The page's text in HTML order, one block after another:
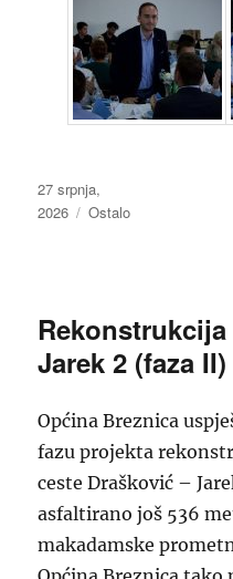
Objavljeno
dana
27 srpnja,
2026
Kategorije
Ostalo
Jarek 2 (faza II)
Općina Breznica
fazu projekta
ceste Drašković –
asfaltirano još 536
makadamske